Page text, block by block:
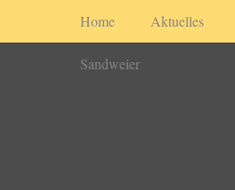
Home Aktuelles
Sandweier